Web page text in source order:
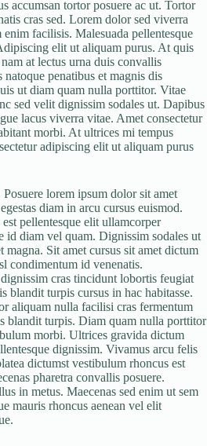
accumsan tortor posuere ac ut. Tortor
cras sed. Lorem dolor sed viverra
facilisis. Malesuada pellentesque
elit ut aliquam purus. At quis
at lectus urna duis convallis
penatibus et magnis dis
ut diam quam nulla porttitor. Vitae
sed velit dignissim sodales ut. Dapibus
lacus viverra vitae. Amet consectetur
morbi. At ultrices mi tempus
adipiscing elit ut aliquam purus
lorem ipsum dolor sit amet
diam in arcu cursus euismod.
pellentesque elit ullamcorper
id diam vel quam. Dignissim sodales ut
magna. Sit amet cursus sit amet dictum
condimentum id venenatis.
cras tincidunt lobortis feugiat
blandit turpis cursus in hac habitasse.
aliquam nulla facilisi cras fermentum
blandit turpis. Diam quam nulla porttitor
morbi. Ultrices gravida dictum
dignissim. Vivamus arcu felis
dictumst vestibulum rhoncus est
pharetra convallis posuere.
in metus. Maecenas sed enim ut sem
mauris rhoncus aenean vel elit